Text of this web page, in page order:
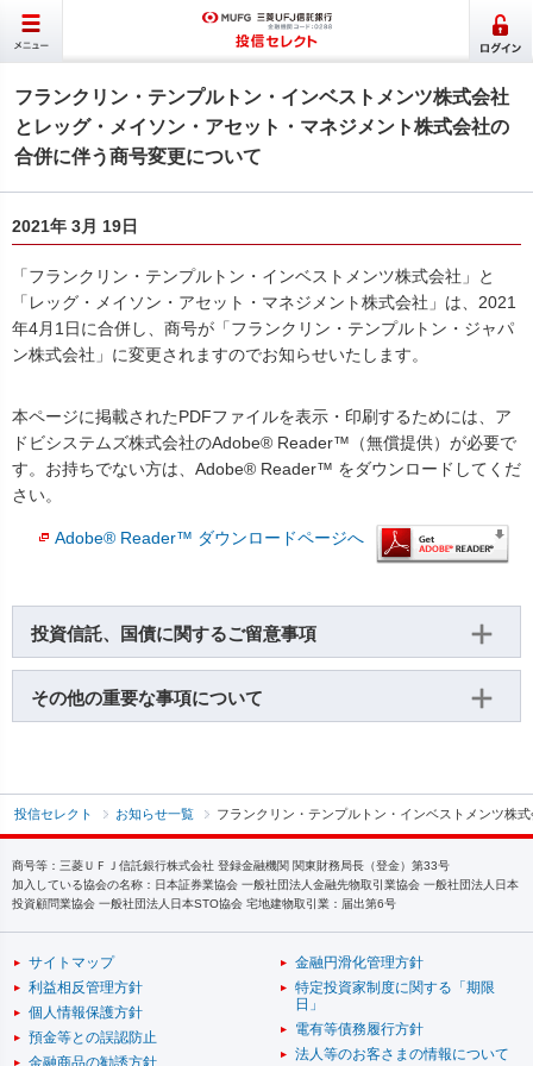
フランクリン・テンプルトン・インベストメンツ株式会社
とレッグ・メイソン・アセット・マネジメント株式会社の
合併に伴う商号変更について
2021年 3月 19日
「フランクリン・テンプルトン・インベストメンツ株式会社」と
「レッグ・メイソン・アセット・マネジメント株式会社」は、2021
年4月1日に合併し、商号が「フランクリン・テンプルトン・ジャパ
ン株式会社」に変更されますのでお知らせいたします。
本ページに掲載されたPDFファイルを表示・印刷するためには、ア
ドビシステムズ株式会社のAdobe® Reader™（無償提供）が必要で
す。お持ちでない方は、Adobe® Reader™ をダウンロードしてくだ
さい。
Adobe® Reader™ ダウンロードページへ
投資信託、国債に関するご留意事項
その他の重要な事項について
投信セレクト お知らせ一覧 フランクリン・テンプルトン・インベストメンツ株
商号等：三菱ＵＦＪ信託銀行株式会社 登録金融機関 関東財務局長（登金）第33号
加入している協会の名称：日本証券業協会 一般社団法人金融先物取引業協会 一般社団法人日本
投資顧問業協会 一般社団法人日本STO協会 宅地建物取引業：届出第6号
サイトマップ
利益相反管理方針
個人情報保護方針
預金等との誤認防止
金融商品の勧誘方針
金融円滑化管理方針
特定投資家制度に関する「期限
日」
電有等債務履行方針
法人等のお客さまの情報について